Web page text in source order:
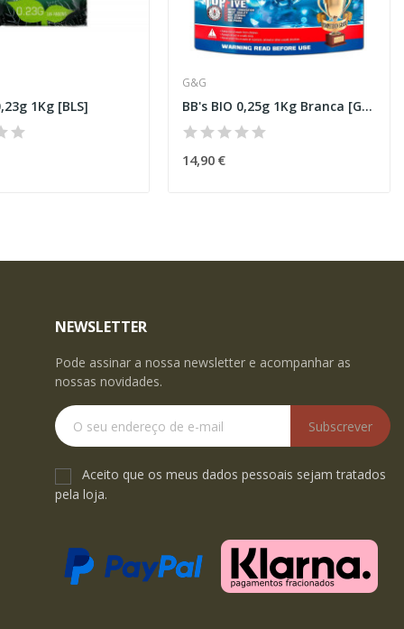
1Kg [BLS]
G&G
BB's BIO 0,25g 1Kg Branca [G&G]
14,90 €
NEWSLETTER
Pode assinar a nossa newsletter e acompanhar as
nossas novidades.
Subscrever
Aceito que os meus dados pessoais sejam tratados
pela loja.